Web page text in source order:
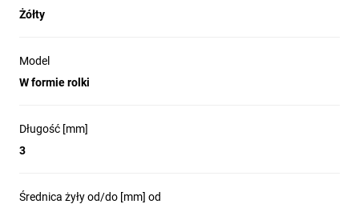
Żółty
Model
W formie rolki
Długość [mm]
3
Średnica żyły od/do [mm] od